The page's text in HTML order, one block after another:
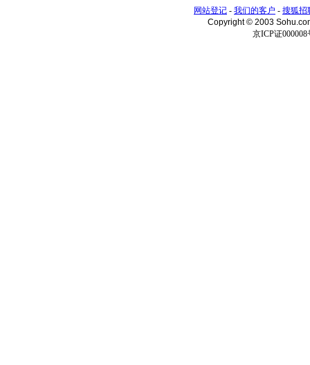
网站登记 - 我们的客户 - 搜狐招
Copyright © 2003
京ICP证